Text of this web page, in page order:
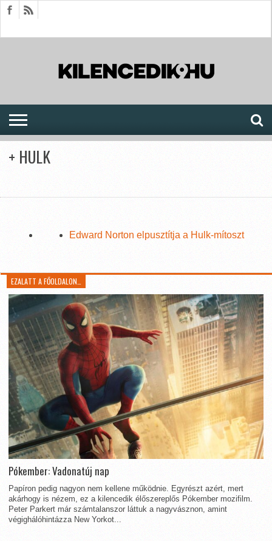
+ HULK
Edward Norton elpusztítja a Hulk-mítoszt
EZALATT A FŐOLDALON…
Pókember: Vadonatúj nap
Papíron pedig nagyon nem kellene működnie. Egyrészt azért, mert
akárhogy is nézem, ez a kilencedik élőszereplős Pókember mozifilm.
Peter Parkert már számtalanszor láttuk a nagyvásznon, amint
végighálóhintázza New Yorkot...